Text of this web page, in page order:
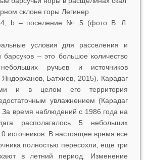
склоне горы Легинер
b – поселение № 5 (фото В. Л.
условия для расселения и
барсуков – это большое количество
ручьев и источников
Батхиев, 2015). Карадаг
и в целом его территория
увлажнением (Карадаг
время наблюдений с 1986 года на
располагалось 5 небольших
источников. В настоящее время все
полностью пересохли, еще три
в летний период. Изменение